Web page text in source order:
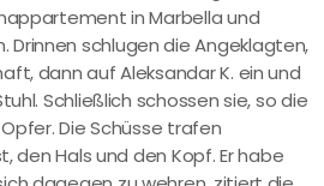
in Marbella und
schlugen die Angeklagten,
dann auf Aleksandar K. ein und
Schließlich schossen sie, so die
Die Schüsse trafen
den Hals und den Kopf. Er habe